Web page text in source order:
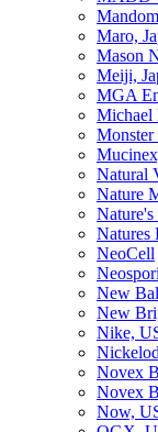
Maro,
Mason
Meiji,
MGA
Michael
Monster
Natural
Nature
Natures
NeoCell
New
New
Nike,
Novex
Novex
Now,